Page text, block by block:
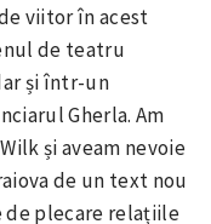
viitor în acest
de teatru
și într-un
Gherla. Am
și aveam nevoie
de un text nou
de plecare relațiile